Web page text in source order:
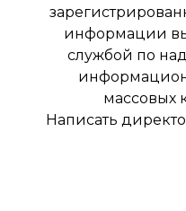
информации
службой по
массовых
Написать